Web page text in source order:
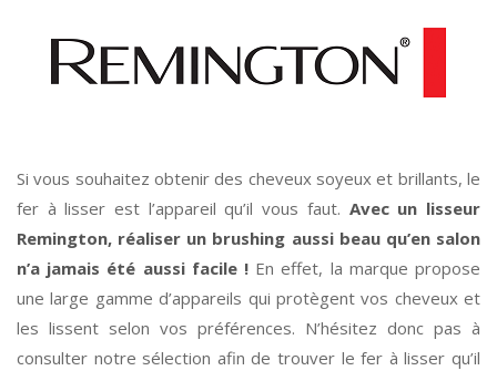
Si vous souhaitez obtenir des cheveux soyeux et brillants, le
fer à lisser est l’appareil qu’il vous faut. Avec un lisseur
Remington, réaliser un brushing aussi beau qu’en salon
n’a jamais été aussi facile ! En effet, la marque propose
une large gamme d’appareils qui protègent vos cheveux et
les lissent selon vos préférences. N’hésitez donc pas à
consulter notre sélection afin de trouver le fer à lisser qu’il